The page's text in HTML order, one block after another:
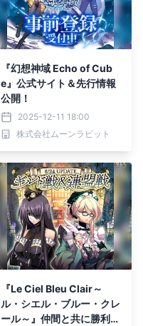
『幻想神域 Echo of Cub
e』公式サイト＆先行情報
公開！
2025-12-11 18:00
株式会社ムーンラビット
『Le Ciel Bleu Clair～
ル・シエル・ブルー・クレ
ール～』仲間と共に勝利を